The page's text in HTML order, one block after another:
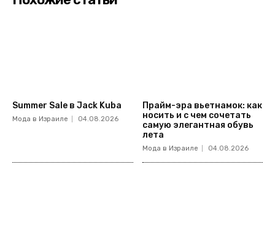
Summer Sale в Jack Kuba
Мода в Израиле 04.08.2026
Прайм-эра вьетнамок: как
носить и с чем сочетать
самую элегантная обувь
лета
Мода в Израиле 04.08.2026